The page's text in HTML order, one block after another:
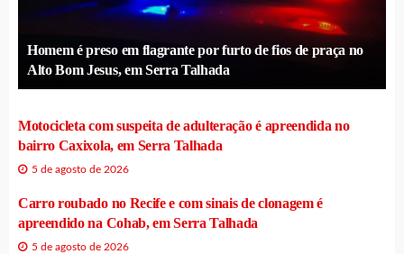
Homem é preso em flagrante por furto de fios de praça no
Alto Bom Jesus, em Serra Talhada
Motocicleta com suspeita de adulteração é apreendida no
bairro Caxixola, em Serra Talhada
5 de agosto de 2026
Carro roubado no Recife e com sinais de clonagem é
apreendido na Cohab, em Serra Talhada
5 de agosto de 2026